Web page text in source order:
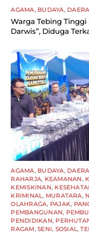
AGAMA, BUDAYA,
Warga Tebing Tinggi
Darwis”, Diduga
AGAMA, BUDAYA,
RAHARJA, KEAMANAN ,
KEMISKINAN,
KRIMINAL , MURATARA,
OLAHRAGA, PAJAK,
PEMBANGUNAN,
PENDIDIKAN,
RAGAM,SENI, SOSIAL ,